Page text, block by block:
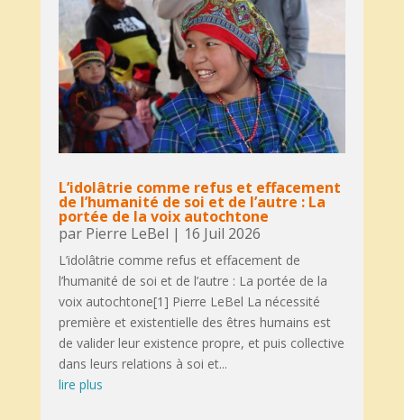
L’idolâtrie comme refus et effacement
de l’humanité de soi et de l’autre : La
portée de la voix autochtone
parPierre LeBel|16 Juil 2026
L’idolâtrie comme refus et effacement de
voix autochtone[1] Pierre LeBel La nécessité
première et existentielle des êtres humains est
de valider leur existence propre, et puis collective
dans leurs relations à soi et...
lire plus
Catégories